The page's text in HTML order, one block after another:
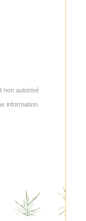
non autorisé
information